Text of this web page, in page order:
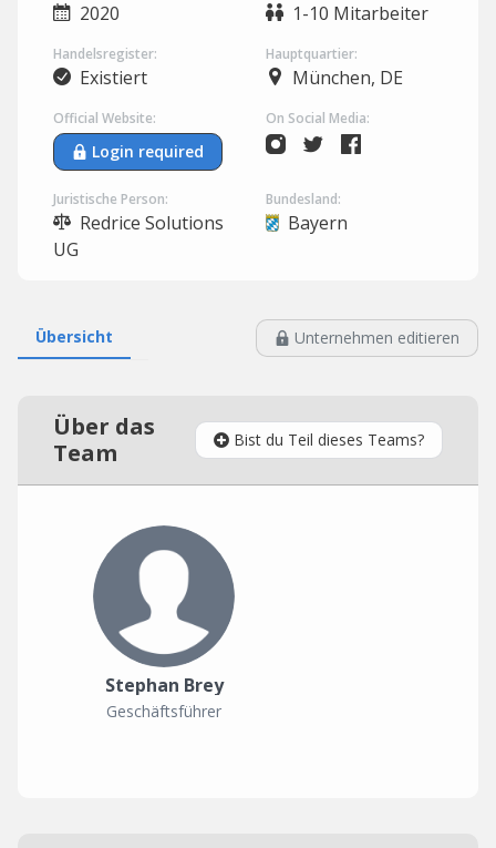
2020 1-10 Mitarbeiter
Handelsregister:
Existiert
Hauptquartier:
München, DE
Official Website:
Login required
On Social Media:
Juristische Person:
Redrice Solutions
UG
Bundesland:
Bayern
Übersicht Unternehmen editieren
Über das
Team
Bist du Teil dieses Teams?
Stephan Brey
Geschäftsführer